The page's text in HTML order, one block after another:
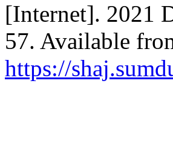
[Internet]. 2021
57. Available
https://